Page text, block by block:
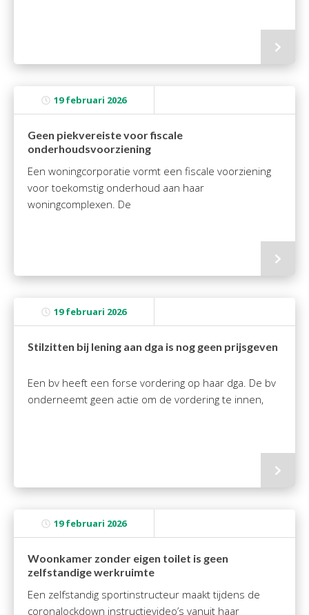
19 februari 2026
Geen piekvereiste voor fiscale
onderhoudsvoorziening
Een woningcorporatie vormt een fiscale voorziening
voor toekomstig onderhoud aan haar
woningcomplexen. De
19 februari 2026
Stilzitten bij lening aan dga is nog geen prijsgeven
Een bv heeft een forse vordering op haar dga. De bv
onderneemt geen actie om de vordering te innen,
19 februari 2026
Woonkamer zonder eigen toilet is geen
zelfstandige werkruimte
Een zelfstandig sportinstructeur maakt tijdens de
coronalockdown instructievideo’s vanuit haar